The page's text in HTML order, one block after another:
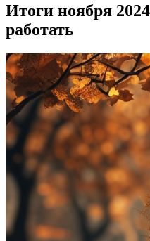
Итоги ноября
работать